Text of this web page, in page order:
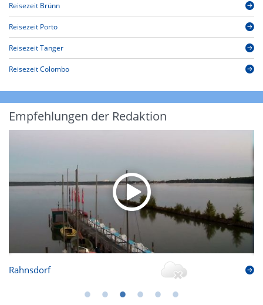
Reisezeit Brünn
Reisezeit Porto
Reisezeit Tanger
Reisezeit Colombo
Empfehlungen der Redaktion
Rahnsdorf